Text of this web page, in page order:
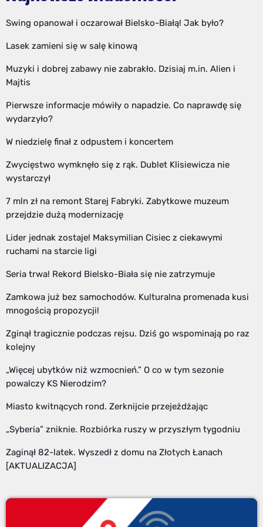
Swing opanował i oczarował Bielsko-Białą! Jak było?
Lasek zamieni się w salę kinową
Muzyki i dobrej zabawy nie zabrakło. Dzisiaj m.in. Alien i
Majtis
Pierwsze informacje mówiły o napadzie. Co naprawdę się
wydarzyło?
W niedzielę finał z odpustem i koncertem
Zwycięstwo wymknęło się z rąk. Dublet Klisiewicza nie
wystarczył
7 mln zł na remont Starej Fabryki. Zabytkowe muzeum
przejdzie dużą modernizację
Lider jednak zostaje! Maksymilian Cisiec z ciekawymi
ruchami na starcie ligi
Seria trwa! Rekord Bielsko-Biała się nie zatrzymuje
Zamkowa już bez samochodów. Kulturalna promenada kusi
mnogością propozycji!
Zginął tragicznie podczas rejsu. Dziś go wspominają po raz
kolejny
„Więcej ubytków niż wzmocnień.” O co w tym sezonie
powalczy KS Nierodzim?
Miasto kwitnących rond. Zerknijcie przejeżdżając
„Syberia” zniknie. Rozbiórka ruszy w przyszłym tygodniu
Zaginął 82-latek. Wyszedł z domu na Złotych Łanach
[AKTUALIZACJA]